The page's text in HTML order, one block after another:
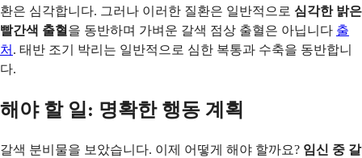
환은 심각합니다. 그러나 이러한 질환은 일반적으로 심각한 밝은
빨간색 출혈 을 동반하며 가벼운 갈색 점상 출혈은 아닙니다 출
처 . 태반 조기 박리는 일반적으로 심한 복통과 수축을 동반합니
다.
해야 할 일: 명확한 행동 계획
갈색 분비물을 보았습니다. 이제 어떻게 해야 할까요? 임신 중 갈